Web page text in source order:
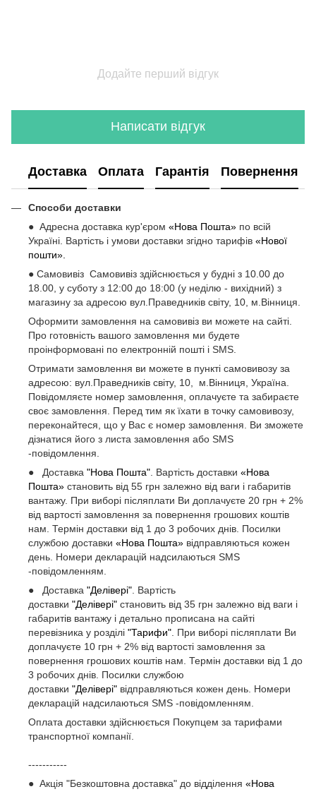
Додайте перший відгук
Написати відгук
Доставка Оплата Гарантія Повернення
Способи доставки
● Адресна доставка кур'єром «Нова Пошта» по всій
Україні. Вартість і умови доставки згідно тарифів «Нової
пошти».
● Самовивіз Самовивіз здійснюється у будні з 10.00 до
18.00, у суботу з 12:00 до 18:00 (у неділю - вихідний) з
магазину за адресою вул.Праведників світу, 10, м.Вінниця.
Оформити замовлення на самовивіз ви можете на сайті.
Про готовність вашого замовлення ми будете
проінформовані по електронній пошті і SMS.
Отримати замовлення ви можете в пункті самовивозу за
адресою: вул.Праведників світу, 10, м.Вінниця, Україна.
Повідомляєте номер замовлення, оплачуєте та забираєте
своє замовлення. Перед тим як їхати в точку самовивозу,
переконайтеся, що у Вас є номер замовлення. Ви зможете
дізнатися його з листа замовлення або SMS
-повідомлення.
● Доставка "Нова Пошта" . Вартість доставки «Нова
Пошта» становить від 55 грн залежно від ваги і габаритів
вантажу. При виборі післяплати Ви доплачуєте 20 грн + 2%
від вартості замовлення за повернення грошових коштів
нам. Термін доставки від 1 до 3 робочих днів. Посилки
службою доставки «Нова Пошта» відправляються кожен
день. Номери декларацій надсилаються SMS
-повідомленням.
● Доставка "Делівері" . Вартість
доставки "Делівері" становить від 35 грн залежно від ваги і
габаритів вантажу і детально прописана на сайті
перевізника у розділі "Тарифи" . При виборі післяплати Ви
доплачуєте 10 грн + 2% від вартості замовлення за
повернення грошових коштів нам. Термін доставки від 1 до
3 робочих днів. Посилки службою
доставки "Делівері" відправляються кожен день. Номери
декларацій надсилаються SMS -повідомленням.
Оплата доставки здійснюється Покупцем за тарифами
транспортної компанії.
-----------
● Акція "Безкоштовна доставка" до відділення «Нова